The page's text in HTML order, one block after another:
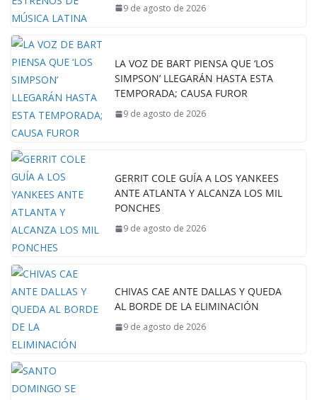
9 de agosto de 2026
LA VOZ DE BART PIENSA QUE ‘LOS
SIMPSON’ LLEGARÁN HASTA ESTA
TEMPORADA; CAUSA FUROR
9 de agosto de 2026
GERRIT COLE GUÍA A LOS YANKEES
ANTE ATLANTA Y ALCANZA LOS MIL
PONCHES
9 de agosto de 2026
CHIVAS CAE ANTE DALLAS Y QUEDA
AL BORDE DE LA ELIMINACIÓN
9 de agosto de 2026